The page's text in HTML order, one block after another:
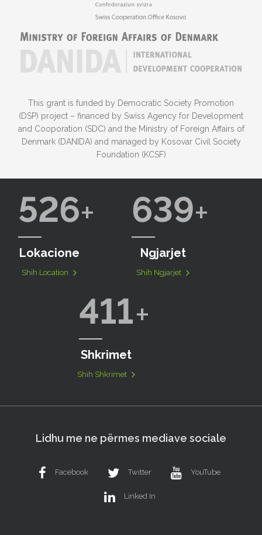
This grant is funded by Democratic Society Promotion
(DSP) project – financed by Swiss Agency for Development
and Cooporation (SDC) and the Ministry of Foreign Affairs of
Denmark (DANIDA) and managed by Kosovar Civil Society
Foundation (KCSF)
526
Lokacione
Shih Location
639
Ngjarjet
Shih Ngjarjet
411
Shkrimet
Shih Shkrimet
Lidhu me ne përmes mediave sociale
Facebook Twitter YouTube
Linked In